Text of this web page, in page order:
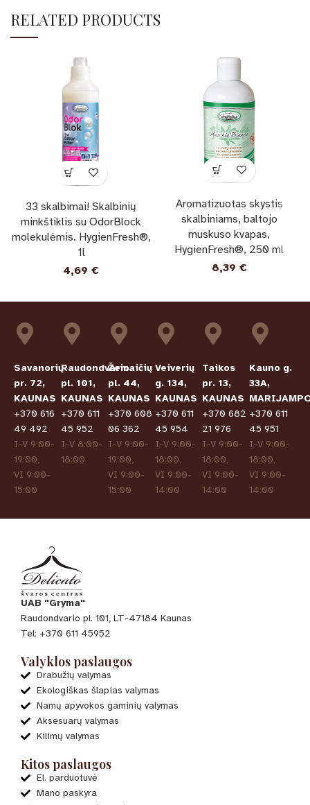
RELATED PRODUCTS
33 skalbimai! Skalbinių
minkštiklis su OdorBlock
molekulėmis. HygienFresh®,
1l
4,69 €
Aromatizuotas skystis
skalbiniams, baltojo
muskuso kvapas,
HygienFresh®, 250 ml
8,39 €
Savanorių
pr. 72,
KAUNAS
+370 616
49 492
I-V 9:00-
19:00,
VI 9:00-
15:00
Raudondvario
pl. 101,
KAUNAS
+370 611
45 952
I-V 8:00-
18:00
Žemaičių
pl. 44,
KAUNAS
+370 608
06 362
I-V 9:00-
19:00,
VI 9:00-
15:00
Veiverių
g. 134,
KAUNAS
+370 611
45 954
I-V 9:00-
18:00,
VI 9:00-
14:00
Taikos
pr. 13,
KAUNAS
+370 682
21 976
I-V 9:00-
18:00,
VI 9:00-
14:00
Kauno g.
33A,
+370 611
45 951
I-V 9:00-
18:00,
VI 9:00-
14:00
UAB "Gryma"
Raudondvario pl. 101, LT-47184 Kaunas
Tel: +370 611 45952
Valyklos paslaugos
Drabužių valymas
Ekologiškas šlapias valymas
Namų apyvokos gaminių valymas
Aksesuarų valymas
Kilimų valymas
Kitos paslaugos
El. parduotuvė
Mano paskyra